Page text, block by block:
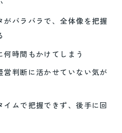
がバラバラで、全体像を把握
時間もかけてしまう
営判断に活かせていない気が
ムで把握できず、後手に回